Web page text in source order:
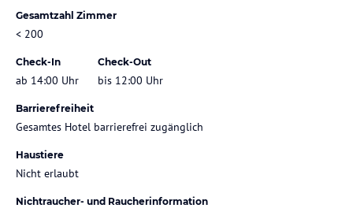
Gesamtzahl Zimmer
< 200
Check-In
ab 14:00 Uhr
Check-Out
bis 12:00 Uhr
Barrierefreiheit
Gesamtes Hotel barrierefrei zugänglich
Haustiere
Nicht erlaubt
Nichtraucher- und Raucherinformation